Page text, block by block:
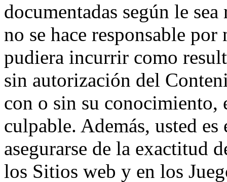
documentadas según le
no se hace responsable
pudiera incurrir como
sin autorización del
con o sin su conocimiento,
culpable. Además, usted
asegurarse de la exactitud
los Sitios web y en los